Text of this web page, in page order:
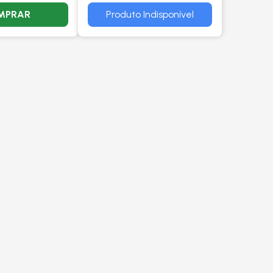
Produto Indisponível